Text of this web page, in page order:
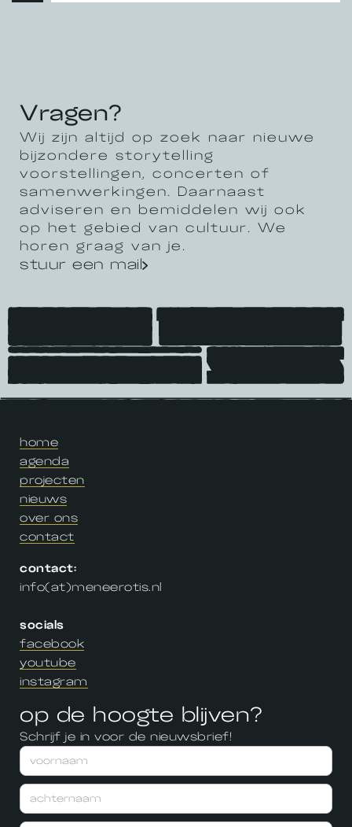
Vragen?
Wij zijn altijd op zoek naar nieuwe
bijzondere storytelling
voorstellingen, concerten of
samenwerkingen. Daarnaast
adviseren en bemiddelen wij ook
op het gebied van cultuur. We
horen graag van je.
stuur een mail
home
agenda
projecten
nieuws
over ons
contact
contact:
info(at)meneerotis.nl
socials
facebook
youtube
instagram
op de hoogte blijven?
Schrijf je in voor de nieuwsbrief!